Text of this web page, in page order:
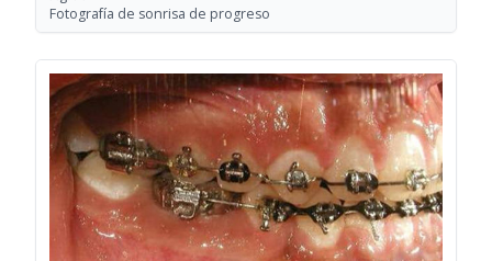
Fotografía de sonrisa de progreso